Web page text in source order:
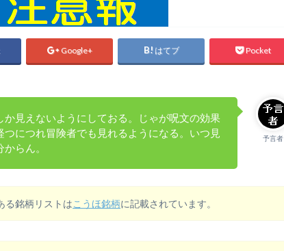
Google+ はてブ Pocket
予言者
か見えないようにしておる。じゃが呪文の効果
につれ冒険者でも見れるようになる。いつ見
らん。
る銘柄リストはこうほ銘柄に記載されています。